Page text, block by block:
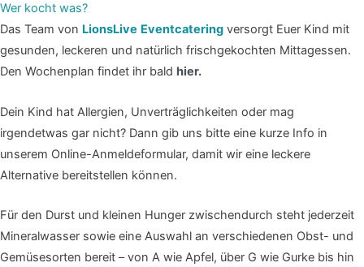
Wer kocht was?
Das Team von LionsLive Eventcatering versorgt Euer Kind mit
gesunden, leckeren und natürlich frischgekochten Mittagessen.
Den Wochenplan findet ihr bald hier.
Dein Kind hat Allergien, Unverträglichkeiten oder mag
irgendetwas gar nicht? Dann gib uns bitte eine kurze Info in
unserem Online-Anmeldeformular, damit wir eine leckere
Alternative bereitstellen können.
Für den Durst und kleinen Hunger zwischendurch steht jederzeit
Mineralwasser sowie eine Auswahl an verschiedenen Obst- und
Gemüsesorten bereit – von A wie Apfel, über G wie Gurke bis hin